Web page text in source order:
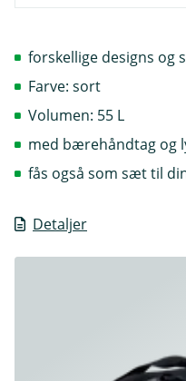
Detaljer
forskellige designs og
Farve: sort
Volumen: 55 L
med bærehåndtag og
fås også som sæt til